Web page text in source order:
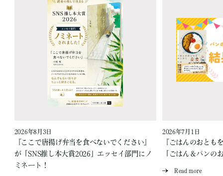
2026年8月3日
『ここで唐揚げ弁当を食べないでください』
が「SNS推し本大賞2026」エッセイ部門にノ
ミネート！
2026年7月1日
『ごはんのおとも
「ごはん＆パンの
Read more